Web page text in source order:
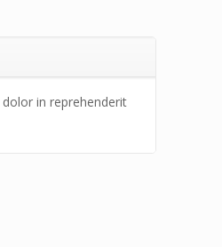
in reprehenderit